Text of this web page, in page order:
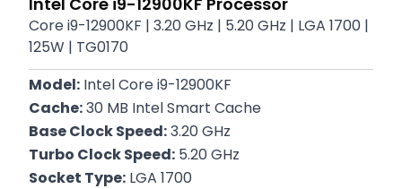
Core i9-12900KF | 3.20 GHz | 5.20 GHz | LGA 1700 |
125W | TG0170
Model: Intel Core i9-12900KF
Cache: 30 MB Intel Smart Cache
Base Clock Speed: 3.20 GHz
Turbo Clock Speed: 5.20 GHz
Socket Type: LGA 1700